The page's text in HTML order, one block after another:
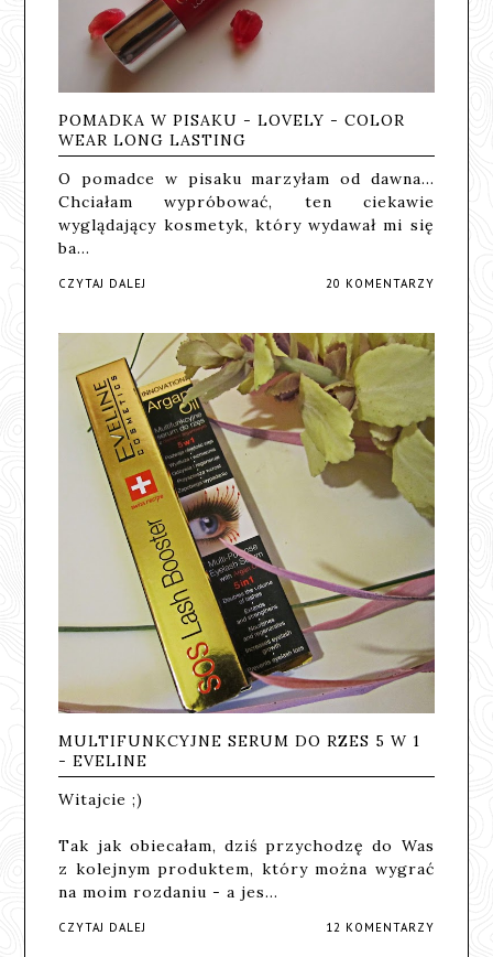
POMADKA W PISAKU - LOVELY - COLOR
WEAR LONG LASTING
O pomadce w pisaku marzyłam od dawna...
Chciałam wypróbować, ten ciekawie
wyglądający kosmetyk, który wydawał mi się
ba…
CZYTAJ DALEJ 20 KOMENTARZY
MULTIFUNKCYJNE SERUM DO RZES 5 W 1
- EVELINE
Witajcie ;)
Tak jak obiecałam, dziś przychodzę do Was
z kolejnym produktem, który można wygrać
na moim rozdaniu - a jes…
CZYTAJ DALEJ 12 KOMENTARZY